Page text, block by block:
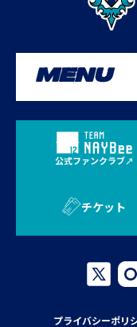
MENU
公式ファンクラブ
チケット
プライバシーポリ